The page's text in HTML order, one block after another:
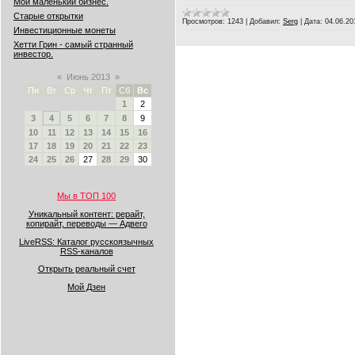
Старые открытки
Инвестиционные монеты
Хетти Грин - самый странный
инвестор.
« Июнь 2013 »
Пн
Вт Ср Чт Пт Сб
Вс
1
2
3
4 5 6 7 8
9
10
11 12 13 14 15
16
17
18 19 20 21 22
23
24
25 26 27 28 29 30
Мы в ТОП 100
Уникальный контент: рерайт,
копирайт, переводы — Адвего
LiveRSS: Каталог русскоязычных
RSS-каналов
Открыть реальный счет
Мой Дзен
Просмотров: 1243 Добавил: Serg Дата: